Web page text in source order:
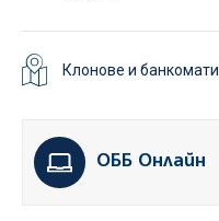
Клонове и банкомати
ОББ Онлайн